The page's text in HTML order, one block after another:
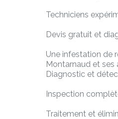
Techniciens
Devis gratuit et
Une infestation de
Montarnaud et ses
Diagnostic et
Inspection
Traitement et